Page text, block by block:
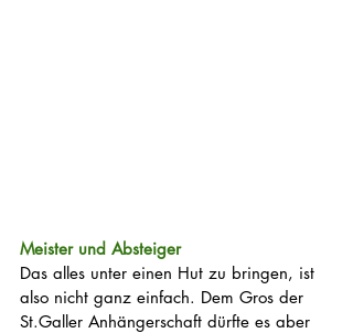
Meister und Absteiger
Das alles unter einen Hut zu bringen, ist
also nicht ganz einfach. Dem Gros der
St.Galler Anhängerschaft dürfte es aber